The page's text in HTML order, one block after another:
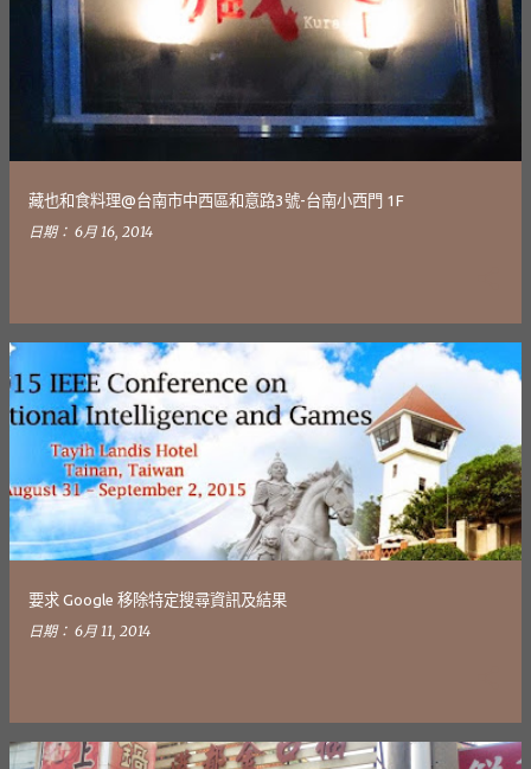
藏也和食料理@台南市中西區和意路3號-台南小西門 1F
日期： 6月 16, 2014
要求 Google 移除特定搜尋資訊及結果
日期： 6月 11, 2014